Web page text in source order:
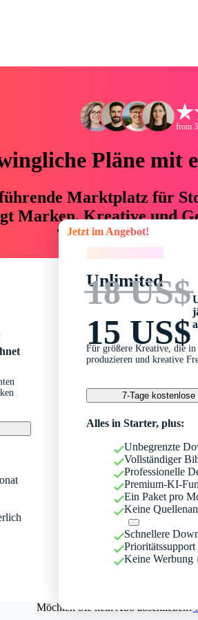
from
Pläne mit
Marktplatz für
Marken, Kreative und
76 % an Zeit und
Jetzt im Angebot!
Unlimited
18 US$
15 US$
Für größere Kreative, die in
produzieren und kreative
7-Tage
Alles in Starter, plus:
Unbegrenzte
Vollständiger
Professionelle
Premium-KI-
Ein Paket pro
Keine
Schnellere
Prioritätssupport
Keine Werbung
Möchten Sie kein Abo abschließen?